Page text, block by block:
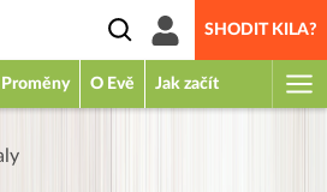
SHODIT KILA?
Proměny O Evě Jak začít